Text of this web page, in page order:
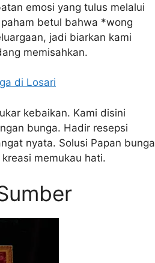
emosi yang tulus melalui
betul bahwa *wong
jadi biarkan kami
memisahkan.
di Losari
kebaikan. Kami disini
bunga. Hadir resepsi
nyata. Solusi Papan bunga
memukau hati.